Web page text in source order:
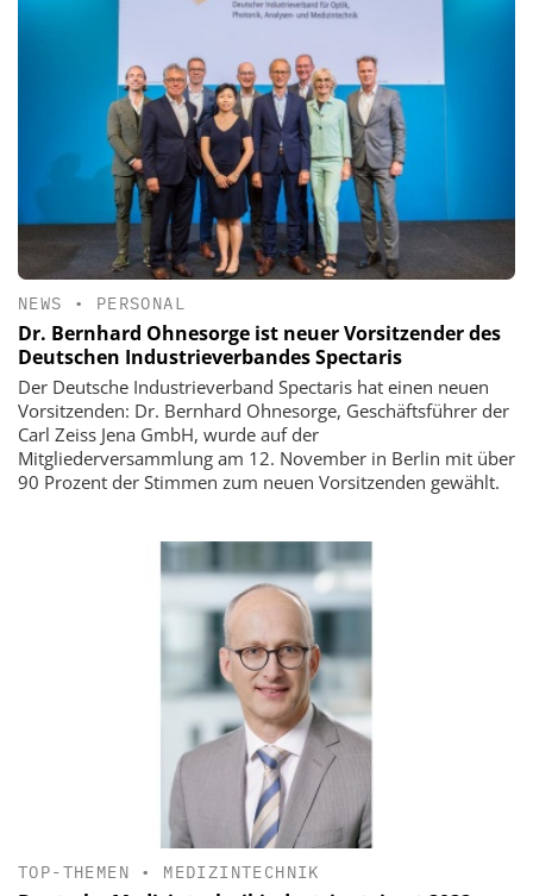
NEWS • PERSONAL
Dr. Bernhard Ohnesorge ist neuer Vorsitzender des
Deutschen Industrieverbandes Spectaris
Der Deutsche Industrieverband Spectaris hat einen neuen
Vorsitzenden: Dr. Bernhard Ohnesorge, Geschäftsführer der
Carl Zeiss Jena GmbH, wurde auf der
Mitgliederversammlung am 12. November in Berlin mit über
90 Prozent der Stimmen zum neuen Vorsitzenden gewählt.
TOP-THEMEN • MEDIZINTECHNIK